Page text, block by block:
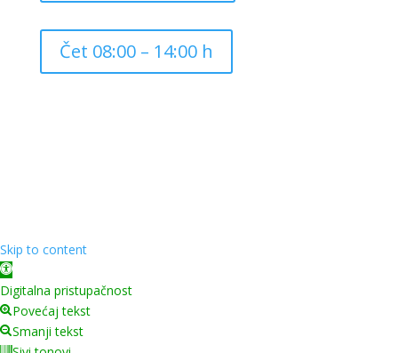
Čet 08:00 – 14:00 h
Skip to content
Open toolbar
Digitalna pristupačnost
Povećaj tekst
Smanji tekst